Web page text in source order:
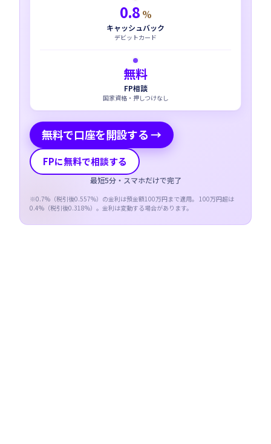
0.8 %
キャッシュバック
デビットカード
無料
FP相談
国家資格・押しつけなし
無料で口座を開設する →
FPに無料で相談する
最短5分・スマホだけで完了
※0.7%（税引後0.557%）の金利は預金額100万円まで適用。 100万円超は
0.4%（税引後0.318%）。金利は変動する場合があります。